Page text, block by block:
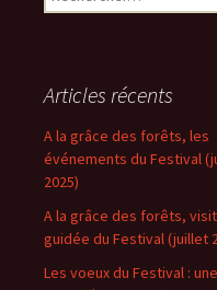
Articles récents
A la grâce des forêts, les
événements du Festival
2025)
A la grâce des forêts,
guidée du Festival (juillet
Les voeux du Festival :